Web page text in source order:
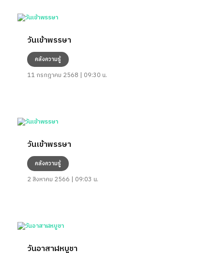
วันเข้าพรรษา
คลังความรู้
11 กรกฎาคม 2568 | 09:30 น.
วันเข้าพรรษา
คลังความรู้
2 สิงหาคม 2566 | 09:03 น.
วันอาสาฬหบูชา